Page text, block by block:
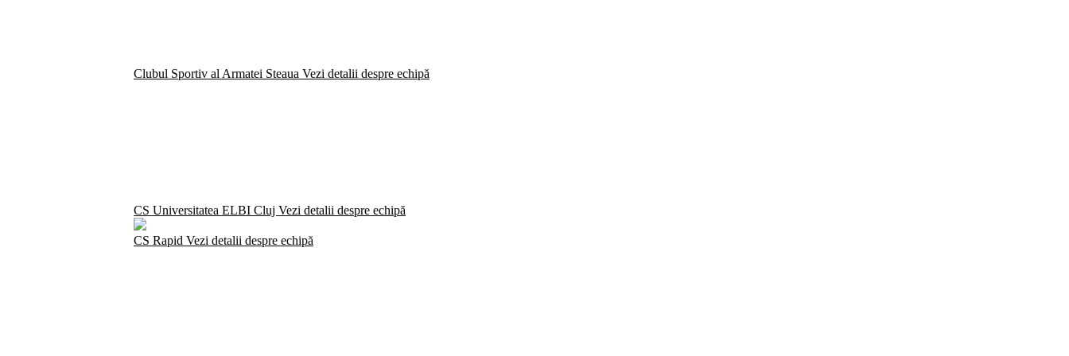
Clubul Sportiv al Armatei Steaua Vezi detalii despre echipă
CS Universitatea ELBI Cluj Vezi detalii despre echipă
CS Rapid Vezi detalii despre echipă